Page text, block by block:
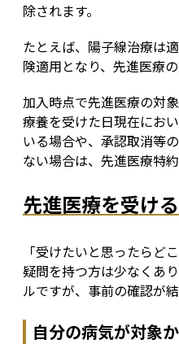
除されます。
たとえば、陽子線治療は
険適用となり、先進医療
加入時点で先進医療の対
療養を受けた日現在にお
いる場合や、承認取消等
ない場合は、先進医療特
先進医療を受け
「受けたいと思ったらど
疑問を持つ方は少なくあ
ルですが、事前の確認が
自分の病気が対象